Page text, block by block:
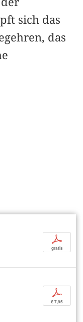
sich das
das
p
gratis
p
€ 7,95